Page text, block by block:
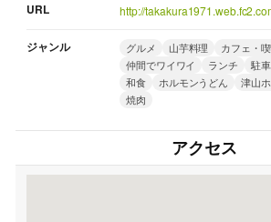
URL http://
ジャンル グルメ 山芋料理 カフェ・
仲間でワイワイ
ランチ 駐
和食
ホルモンうどん
津山
焼肉
アクセス